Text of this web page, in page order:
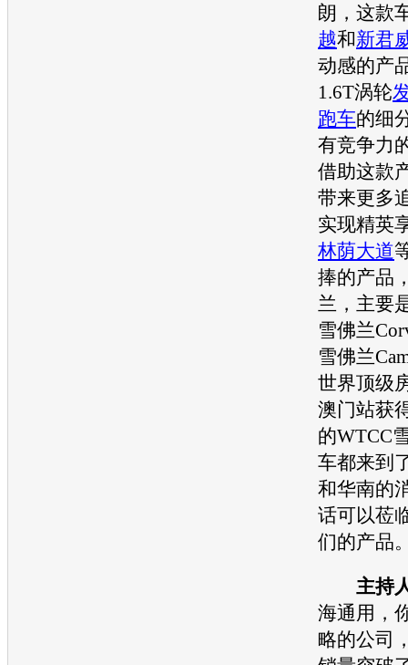
朗 ，这款
越和新君
动感的产
1.6T涡轮
跑车的细
有竞争力
借助这款
带来更多
实现精英
林荫大道
捧的产品
兰，主要
雪佛兰
雪佛兰
世界顶级
澳门站获
的WTCC
车都来到
和华南的
话可以莅
们的产品
主持
海通用 ，
略的公司